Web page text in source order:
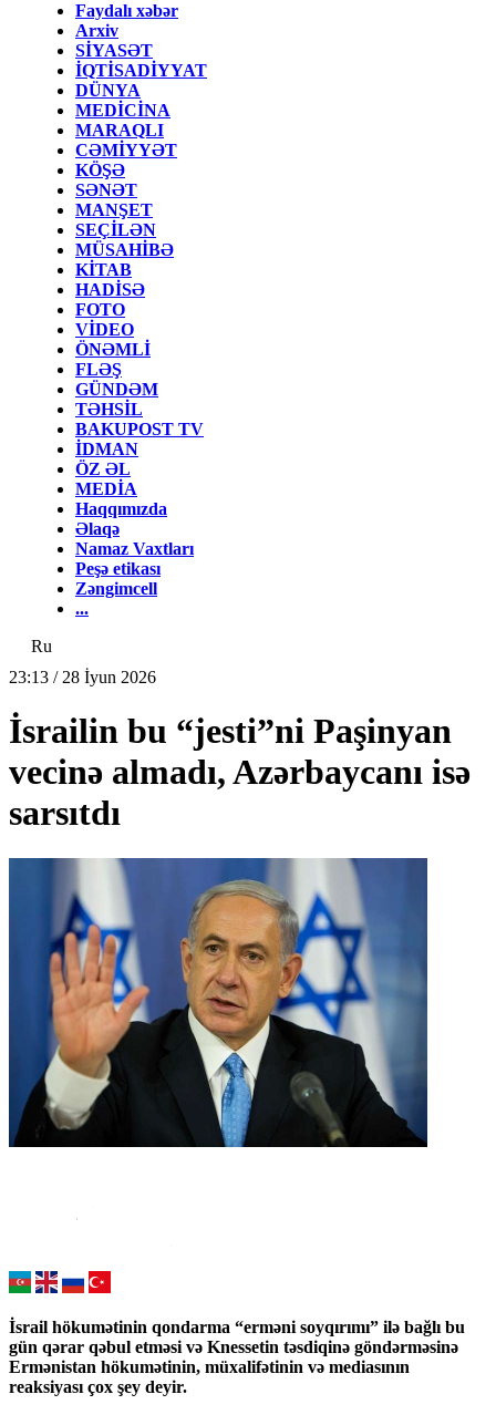
Faydalı xəbər
Arxiv
SİYASƏT
İQTİSADİYYAT
DÜNYA
MEDİCİNA
MARAQLI
CƏMİYYƏT
KÖŞƏ
SƏNƏT
MANŞET
SEÇİLƏN
MÜSAHİBƏ
KİTAB
HADİSƏ
FOTO
VİDEO
ÖNƏMLİ
FLƏŞ
GÜNDƏM
TƏHSİL
BAKUPOST TV
İDMAN
ÖZ ƏL
MEDİA
Haqqımızda
Əlaqə
Namaz Vaxtları
Peşə etikası
Zəngimcell
...
Ru
23:13 / 28 İyun 2026
İsrailin bu “jesti”ni Paşinyan
vecinə almadı, Azərbaycanı isə
sarsıtdı
İsrail hökumətinin qondarma “erməni soyqırımı” ilə bağlı bu
gün qərar qəbul etməsi və Knessetin təsdiqinə göndərməsinə
Ermənistan hökumətinin, müxalifətinin və mediasının
reaksiyası çox şey deyir.